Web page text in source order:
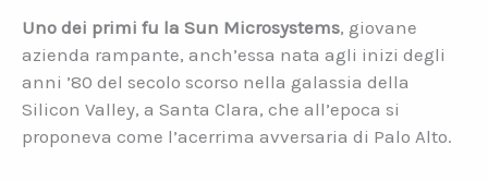
Uno dei primi fu la Sun Microsystems, giovane
azienda rampante, anch’essa nata agli inizi degli
anni ’80 del secolo scorso nella galassia della
Silicon Valley, a Santa Clara, che all’epoca si
proponeva come l’acerrima avversaria di Palo Alto.